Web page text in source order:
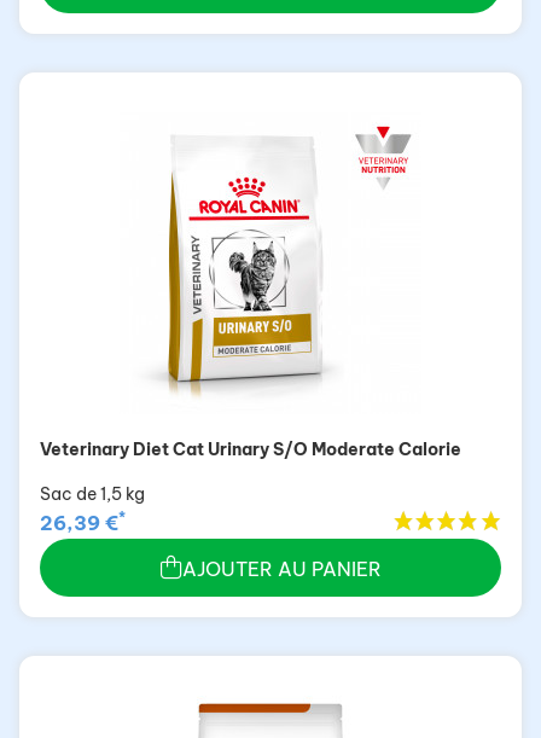
Veterinary Diet Cat Urinary S/O Moderate Calorie
Sac de 1,5 kg
26,39 €*
AJOUTER AU PANIER